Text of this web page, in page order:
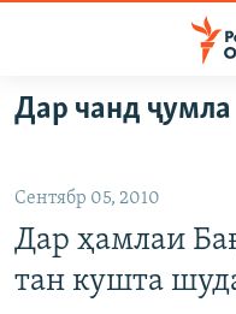
Ҷаҳиш
ба
аслӣ
ба
феҳристи
ГӮШАҲО
ҶОМЕА
ҚАЗИЯИ "КРОКУС"
РӮЗГОРИ МУҲОҶИР
САЛОМ, ХОҲАР
ТАҲҚИҚОТ
Дар чанд ҷумла
Сентябр 05, 2010
Дар ҳамлаи
тан кушта